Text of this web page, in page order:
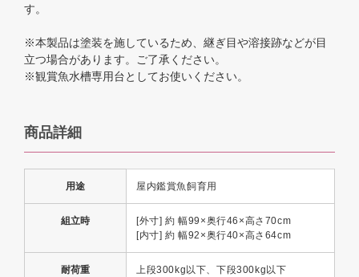
す。
※本製品は塗装を施しているため、継ぎ目や溶接跡などが目
立つ場合があります。ご了承ください。
※観賞魚水槽専用台としてお使いください。
商品詳細
用途 屋内鑑賞魚飼育用
組立時
[外寸] 約 幅99×奥行46×高さ70cm
[内寸] 約 幅92×奥行40×高さ64cm
耐荷重 上段300kg以下、下段300kg以下